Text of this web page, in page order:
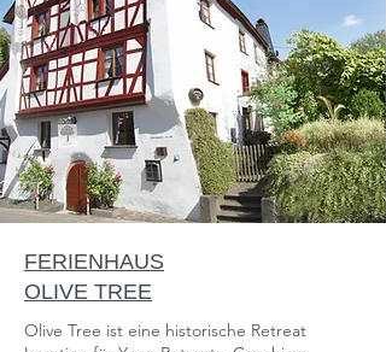
FERIENHAUS
OLIVE TREE
Olive Tree ist eine historische Retreat